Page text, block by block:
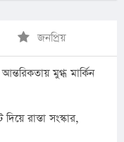
জনপ্রিয়
মুগ্ধ মার্কিন
রাস্তা সংস্কার,